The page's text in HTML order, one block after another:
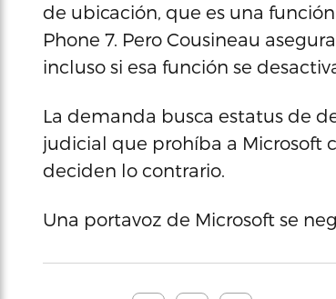
de ubicación, que es una
Phone 7. Pero Cousineau
incluso si esa función se
La demanda busca estatus de
judicial que prohíba a Microsoft
deciden lo contrario.
Una portavoz de Microsoft se